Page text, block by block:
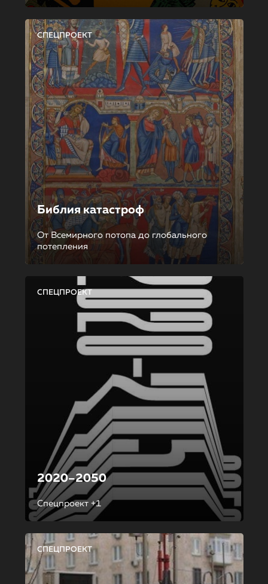
СПЕЦПРОЕКТ
Библия катастроф
От Всемирного потопа до глобального
потепления
СПЕЦПРОЕКТ
2020–2050
Спецпроект +1
СПЕЦПРОЕКТ